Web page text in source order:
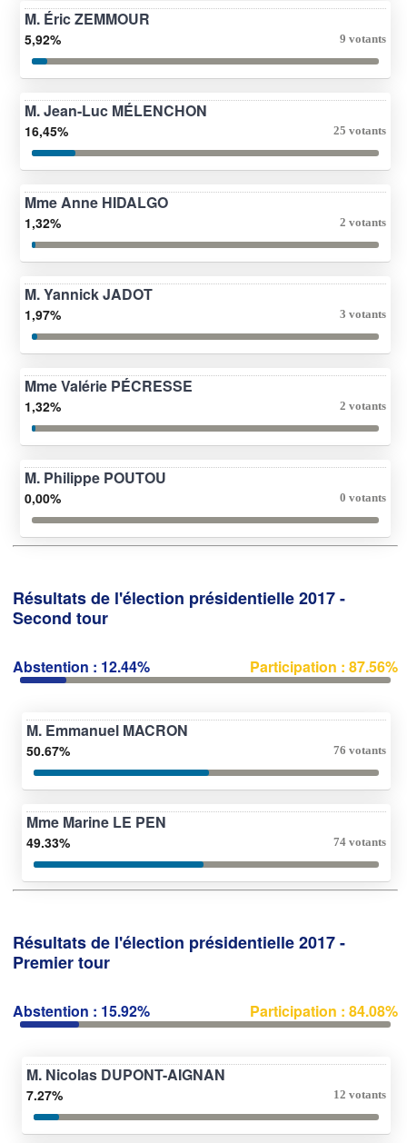
M. Éric ZEMMOUR
5,92% 9 votants
M. Jean-Luc MÉLENCHON
16,45% 25 votants
Mme Anne HIDALGO
1,32% 2 votants
M. Yannick JADOT
1,97% 3 votants
Mme Valérie PÉCRESSE
1,32% 2 votants
M. Philippe POUTOU
0,00% 0 votants
Résultats de l'élection présidentielle 2017 -
Second tour
Abstention : 12.44% Participation : 87.56%
M. Emmanuel MACRON
50.67% 76 votants
Mme Marine LE PEN
49.33% 74 votants
Résultats de l'élection présidentielle 2017 -
Premier tour
Abstention : 15.92% Participation : 84.08%
M. Nicolas DUPONT-AIGNAN
7.27% 12 votants